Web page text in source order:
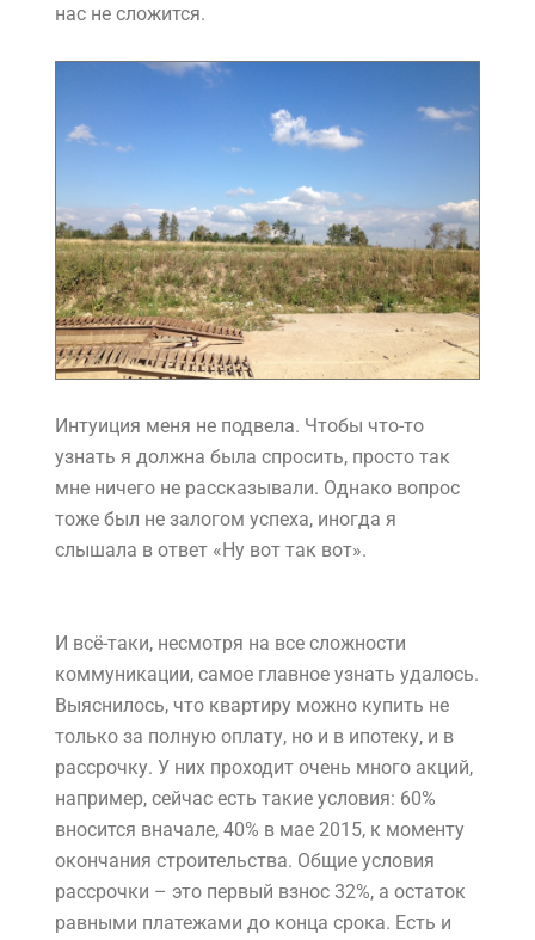
нас не сложится.
Интуиция меня не подвела. Чтобы что-то
узнать я должна была спросить, просто так
мне ничего не рассказывали. Однако вопрос
тоже был не залогом успеха, иногда я
слышала в ответ «Ну вот так вот».
И всё-таки, несмотря на все сложности
коммуникации, самое главное узнать удалось.
Выяснилось, что квартиру можно купить не
только за полную оплату, но и в ипотеку, и в
рассрочку. У них проходит очень много акций,
например, сейчас есть такие условия: 60%
вносится вначале, 40% в мае 2015, к моменту
окончания строительства. Общие условия
рассрочки – это первый взнос 32%, а остаток
равными платежами до конца срока. Есть и